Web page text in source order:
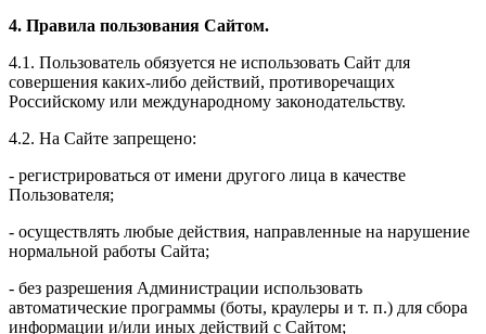
4. Правила пользования Сайтом.
4.1. Пользователь обязуется не использовать Сайт для
совершения каких-либо действий, противоречащих
Российскому или международному законодательству.
4.2. На Сайте запрещено:
- регистрироваться от имени другого лица в качестве
Пользователя;
- осуществлять любые действия, направленные на нарушение
нормальной работы Сайта;
- без разрешения Администрации использовать
автоматические программы (боты, краулеры и т. п.) для сбора
информации и/или иных действий с Сайтом;